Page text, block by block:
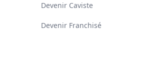
Devenir Caviste
Devenir Franchisé